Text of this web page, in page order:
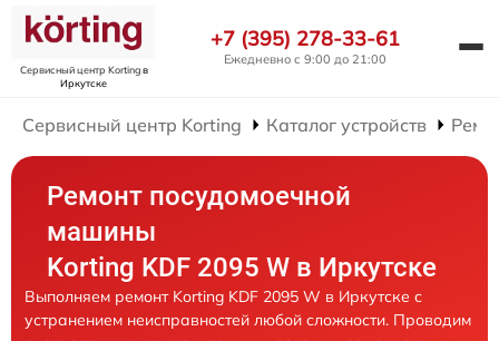
Сервисный центр Kortingв
Иркутске
+7 (395) 278-33-61
Ежедневно с 9:00 до 21:00
Сервисный центр Korting Каталог устройств
Ремонт посудомоечной
машины
Korting KDF 2095 W в Иркутске
Выполняем ремонт Korting KDF 2095 W в Иркутске с
устранением неисправностей любой сложности. Проводим